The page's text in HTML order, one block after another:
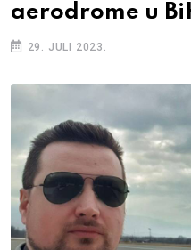
aerodrome u
29. JULI 2023.